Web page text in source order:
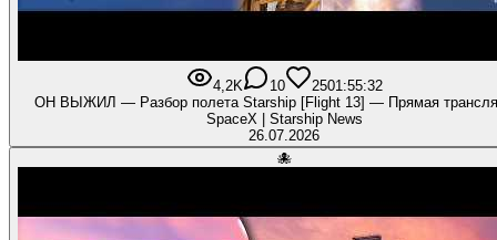
4,2K 10 2501:55:32
ОН ВЫЖИЛ — Разбор полета Starship [Flight 13] — Прямая
SpaceX | Starship News
26.07.2026
🐙